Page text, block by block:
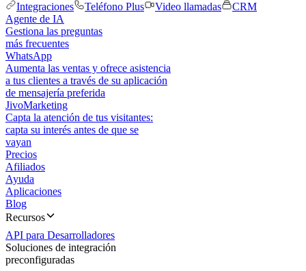
Integraciones
Teléfono Plus Video llamadas
CRM
Agente de IA
Gestiona las preguntas
más frecuentes
WhatsApp
Aumenta las ventas y ofrece asistencia
a tus clientes a través de su aplicación
de mensajería preferida
JivoMarketing
Capta la atención de tus visitantes:
capta su interés antes de que se
vayan
Precios
Afiliados
Ayuda
Aplicaciones
Blog
Recursos
API para Desarrolladores
Soluciones de integración
preconfiguradas